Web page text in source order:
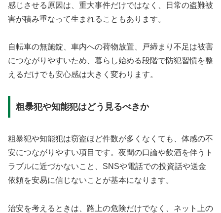
感じさせる原因は、重大事件だけではなく、日常の盗難被
害が積み重なって生まれることもあります。
自転車の無施錠、車内への荷物放置、戸締まり不足は被害
につながりやすいため、暮らし始める段階で防犯習慣を整
えるだけでも安心感は大きく変わります。
粗暴犯や知能犯はどう見るべきか
粗暴犯や知能犯は窃盗ほど件数が多くなくても、体感の不
安につながりやすい項目です。夜間の口論や飲酒を伴うト
ラブルに近づかないこと、SNSや電話での投資話や送金
依頼を安易に信じないことが基本になります。
治安を考えるときは、路上の危険だけでなく、ネット上の